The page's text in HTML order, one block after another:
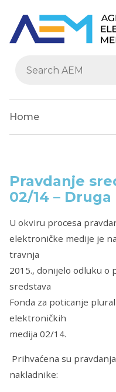
Home
Pravdanje
02/14 –
U okviru procesa
elektroničke medije je
travnja
2015., donijelo odluku o
sredstava
Fonda za poticanje
elektroničkih
medija 02/14.
Prihvaćena su
nakladnike: